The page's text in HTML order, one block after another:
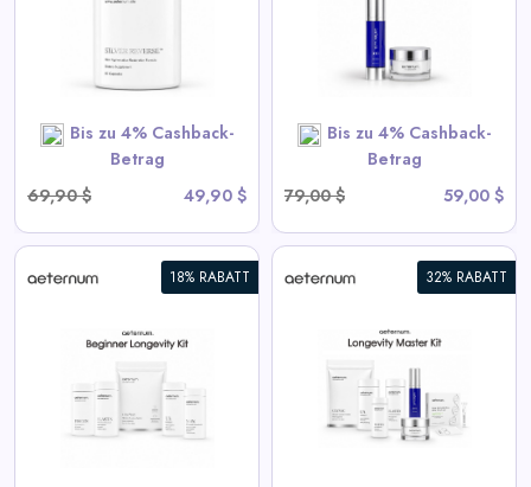
Bis zu 4% Cashback-
Betrag
69,90 $
49,90 $
Bis zu 4% Cashback-
Betrag
79,00 $
59,00 $
View All Aeternum Deals
SHOP NOW
18% RABATT 32% RABATT
Langlebigkeit Master Kit
View All Aeternum Deals